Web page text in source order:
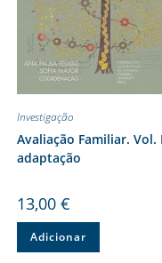
Investigação
Avaliação Familiar.
adaptação
13,00 €
Adicionar